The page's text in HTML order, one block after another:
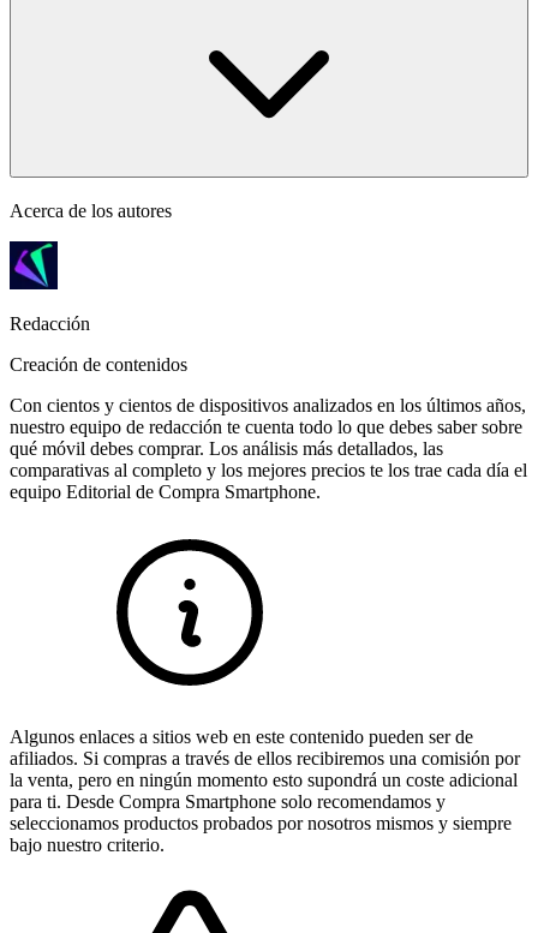
Acerca de los autores
Redacción
Creación de contenidos
Con cientos y cientos de dispositivos analizados en los últimos años,
nuestro equipo de redacción te cuenta todo lo que debes saber sobre
qué móvil debes comprar. Los análisis más detallados, las
comparativas al completo y los mejores precios te los trae cada día el
equipo Editorial de Compra Smartphone.
Algunos enlaces a sitios web en este contenido pueden ser de
afiliados. Si compras a través de ellos recibiremos una comisión por
la venta, pero en ningún momento esto supondrá un coste adicional
para ti. Desde Compra Smartphone solo recomendamos y
seleccionamos productos probados por nosotros mismos y siempre
bajo nuestro criterio.